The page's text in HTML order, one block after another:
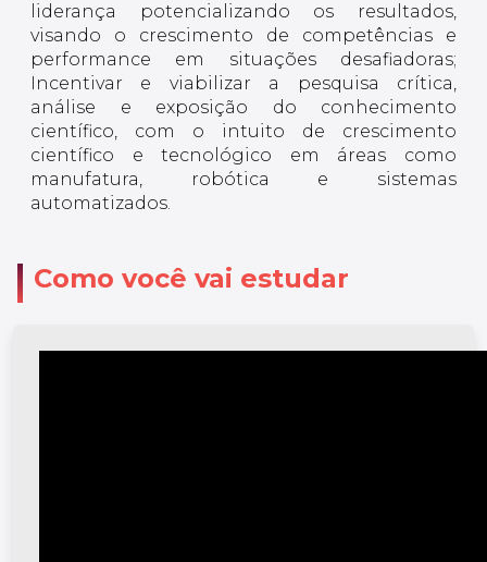
liderança potencializando os resultados,
visando o crescimento de competências e
performance em situações desafiadoras;
Incentivar e viabilizar a pesquisa crítica,
análise e exposição do conhecimento
científico, com o intuito de crescimento
científico e tecnológico em áreas como
manufatura, robótica e sistemas
automatizados.
Como você vai estudar